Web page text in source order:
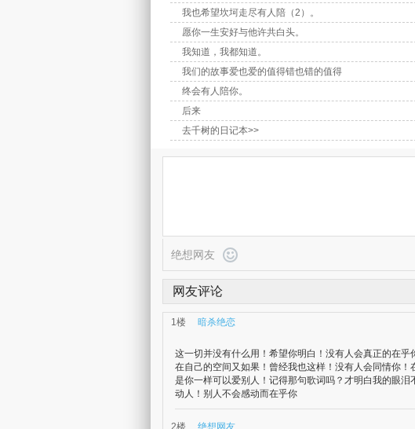
我也希望坎坷走尽有人陪（2）。
愿你一生安好与他许共白头。
我知道，我都知道。
我们的故事爱也爱的值得错也错的值得
终会有人陪你。
后来
去千树的日记本>>